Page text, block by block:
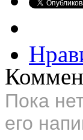
Пока
его